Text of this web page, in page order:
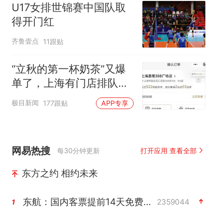
U17女排世锦赛中国队取
得开门红
齐鲁壹点 11跟贴
“立秋的第一杯奶茶”又爆
单了，上海有门店排队超
500杯，店员：今天奶茶
店都很忙，要等2个多小
极目新闻 177跟贴 APP专享
网易热搜 每30分钟更新 打开应用 查看全部
东方之约 相约未来
1 东航：国内客票提前14天免费退改 2359044